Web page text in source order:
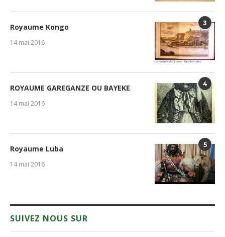
3
Royaume Kongo
14 mai 2016
4
ROYAUME GAREGANZE OU BAYEKE
14 mai 2016
5
Royaume Luba
14 mai 2016
SUIVEZ NOUS SUR